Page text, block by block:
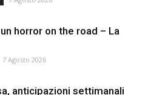
horror on the road – La
7 Agosto 2026
anticipazioni settimanali